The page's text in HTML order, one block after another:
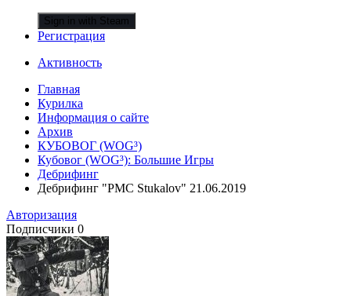
Sign in with Steam
Регистрация
Активность
Главная
Курилка
Информация о сайте
Архив
КУБОВОГ (WOG³)
Кубовог (WOG³): Большие Игры
Дебрифинг
Дебрифинг "PMC Stukalov" 21.06.2019
Авторизация
Подписчики 0